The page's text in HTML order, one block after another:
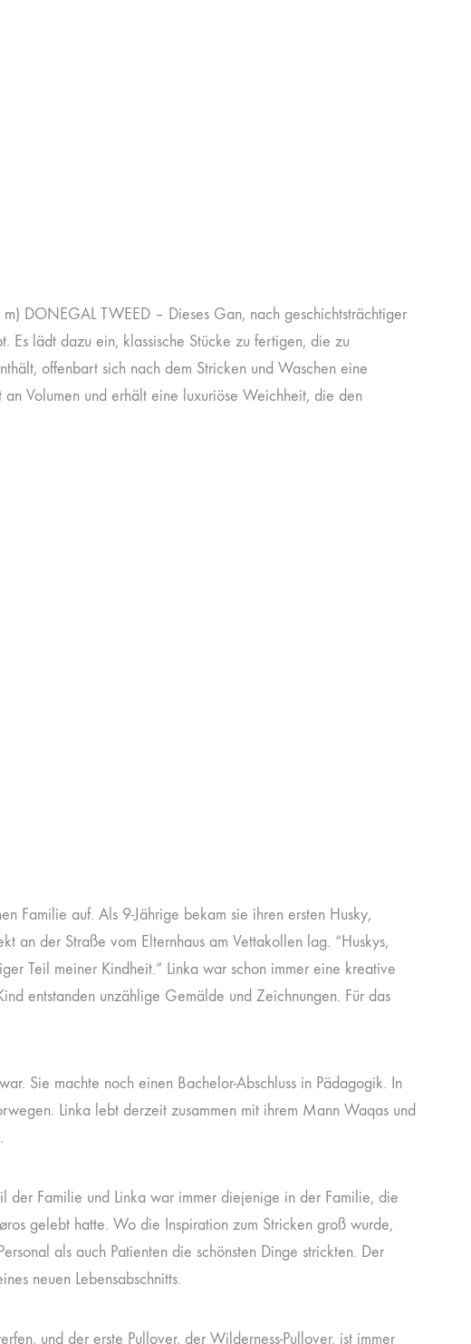
DONEGAL TWEED – Dieses Gan, nach geschichtsträchtiger
Es lädt dazu ein, klassische Stücke zu fertigen, die zu
offenbart sich nach dem Stricken und Waschen eine
Volumen und erhält eine luxuriöse Weichheit, die den
Familie auf. Als 9-Jährige bekam sie ihren ersten Husky,
an der Straße vom Elternhaus am Vettakollen lag. “Huskys,
Teil meiner Kindheit.” Linka war schon immer eine kreative
entstanden unzählige Gemälde und Zeichnungen. Für das
Sie machte noch einen Bachelor-Abschluss in Pädagogik. In
Linka lebt derzeit zusammen mit ihrem Mann Waqas und
der Familie und Linka war immer diejenige in der Familie, die
gelebt hatte. Wo die Inspiration zum Stricken groß wurde,
als auch Patienten die schönsten Dinge strickten. Der
neuen Lebensabschnitts.
und der erste Pullover, der Wilderness-Pullover, ist immer